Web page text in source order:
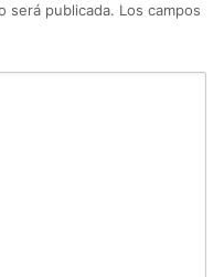
será publicada. Los campos